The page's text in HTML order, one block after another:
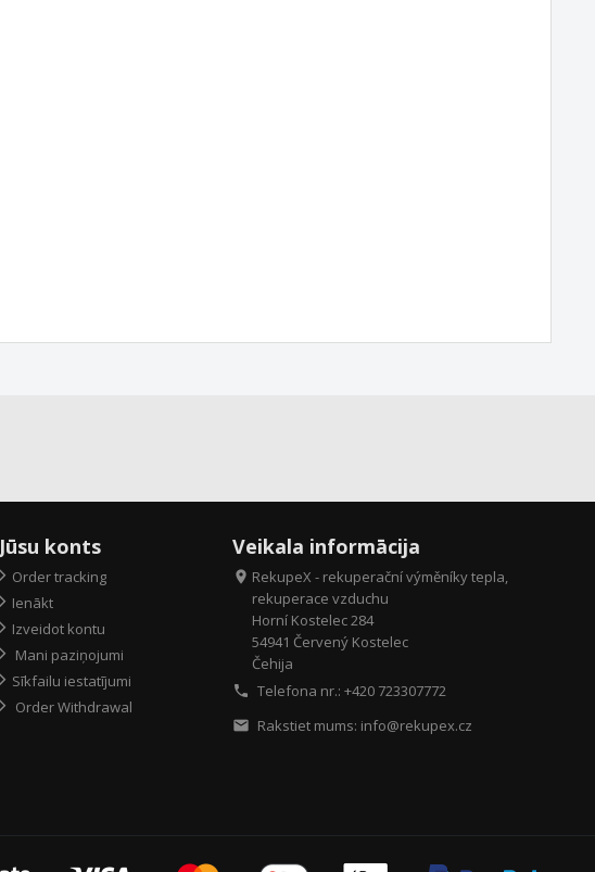
Jūsu konts
Order tracking
Ienākt
Izveidot kontu
Mani paziņojumi
Sīkfailu iestatījumi
Order Withdrawal
Veikala informācija
 RekupeX - rekuperační výměníky tepla,
rekuperace vzduchu
Horní Kostelec 284
54941 Červený Kostelec
Čehija
 Telefona nr.: +420 723307772
 Rakstiet mums: info@rekupex.cz